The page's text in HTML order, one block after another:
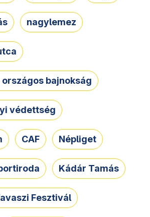
nagylemez
bajnokság
védettség
CAF Népliget
Kádár Tamás
Fesztivál